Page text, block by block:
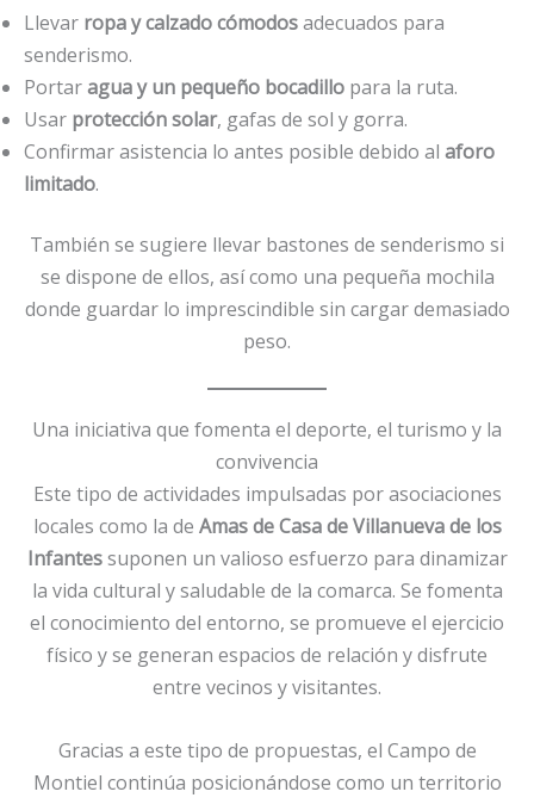
Llevar ropa y calzado cómodosadecuados para
senderismo.
Portaragua y un pequeño bocadillo para la ruta.
Usar protección solar, gafas de sol y gorra.
Confirmar asistencia lo antes posible debido al aforo
limitado.
También se sugiere llevar bastones de senderismo si
se dispone de ellos, así como una pequeña mochila
donde guardar lo imprescindible sin cargar demasiado
peso.
Una iniciativa que fomenta el deporte, el turismo y la
convivencia
Este tipo de actividades impulsadas por asociaciones
locales como la de Amas de Casa de Villanueva de los
Infantessuponen un valioso esfuerzo para dinamizar
la vida cultural y saludable de la comarca. Se fomenta
el conocimiento del entorno, se promueve el ejercicio
físico y se generan espacios de relación y disfrute
entre vecinos y visitantes.
Gracias a este tipo de propuestas, el Campo de
Montiel continúa posicionándose como un territorio